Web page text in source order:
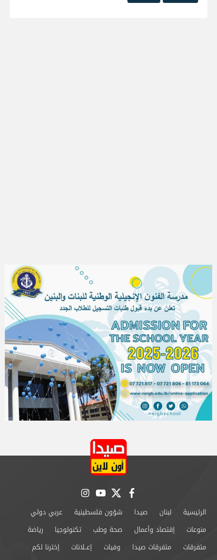
facebook
twitter
youtube
instagram
الرئيسية لبنان صيدا شؤون فلسطينية
عربي دولي
منوعات
إقتصاد وأعمال صحة وطب تكنولوجيا
رياضة
متفرقات
متفرقات صيدا وفيات إعــلانات
إخترنا لكم